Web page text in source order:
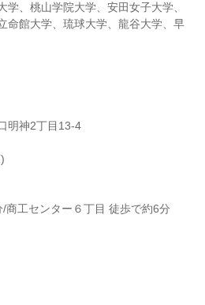
、桃山学院大学、安田女子大学、
命館大学、琉球大学、龍谷大学、早
明神2丁目13-4
商工センター６丁目 徒歩で約6分